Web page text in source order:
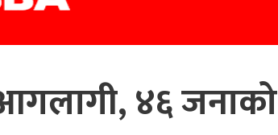
४६ जनाको